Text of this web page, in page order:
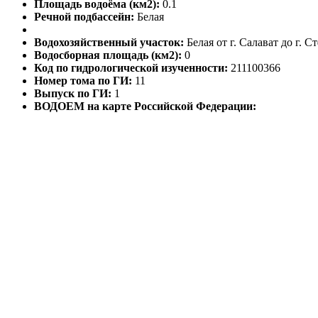
Площадь водоёма (км2): 0.1
Речной подбассейн: Белая
Водохозяйственный участок: Белая от г. Салават до г.
Водосборная площадь (км2): 0
Код по гидрологической изученности: 211100366
Номер тома по ГИ: 11
Выпуск по ГИ: 1
ВОДОЕМ на карте Российской Федерации: